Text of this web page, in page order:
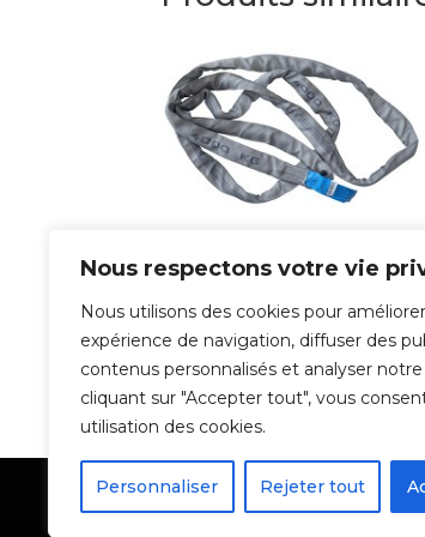
Nous respectons votre vie
Nous utilisons des cookies pour
expérience de navigation, diffuser des
contenus personnalisés et analyser
cliquant sur "Accepter tout", vous
utilisation des cookies.
Personnaliser Rejeter tout
Élingues Rondes
C25
15,30 €
Mentions Légales